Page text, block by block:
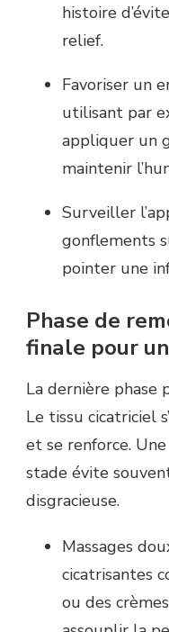
histoire
relief.
Favoriser un
utilisant par
appliquer un
maintenir
Surveiller
gonflements
pointer une
Phase de
finale pour
La dernière phase
Le tissu cicatriciel
et se renforce.
stade évite
disgracieuse.
Massages
cicatrisantes
ou des